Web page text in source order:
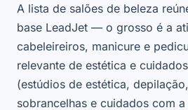
A lista de salões de beleza
base LeadJet — o grosso é a
cabeleireiros, manicure e
relevante de estética e
(estúdios de estética,
sobrancelhas e cuidados com a